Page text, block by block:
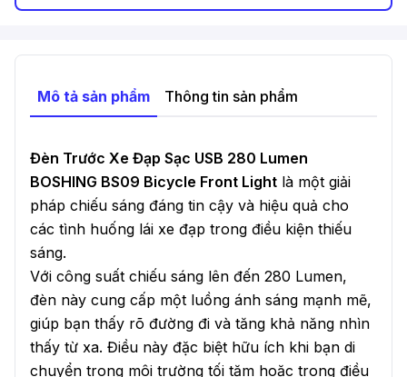
Mô tả sản phẩm Thông tin sản phẩm
Đèn Trước Xe Đạp Sạc USB 280 Lumen
BOSHING BS09 Bicycle Front Light là một giải
pháp chiếu sáng đáng tin cậy và hiệu quả cho
các tình huống lái xe đạp trong điều kiện thiếu
sáng.
Với công suất chiếu sáng lên đến 280 Lumen,
đèn này cung cấp một luồng ánh sáng mạnh mẽ,
giúp bạn thấy rõ đường đi và tăng khả năng nhìn
thấy từ xa. Điều này đặc biệt hữu ích khi bạn di
chuyển trong môi trường tối tăm hoặc trong điều